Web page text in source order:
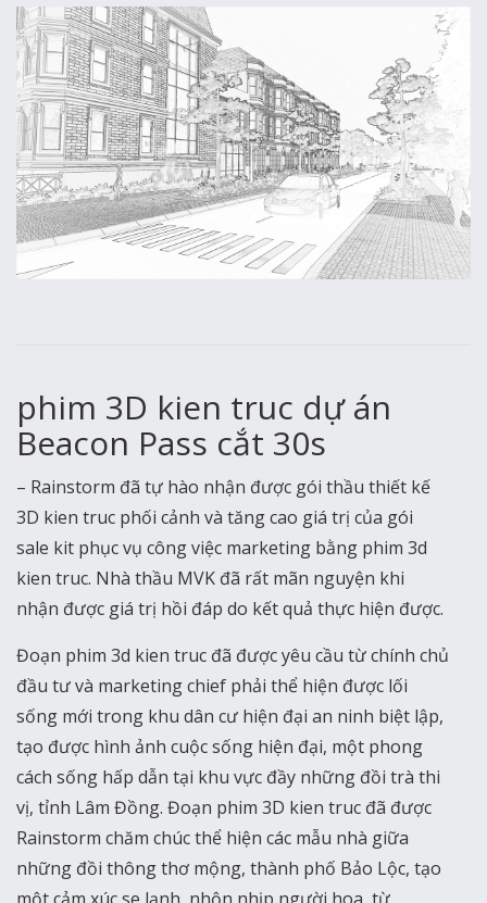
phim 3D kien truc dự án
Beacon Pass cắt 30s
– Rainstorm đã tự hào nhận được gói thầu thiết kế
3D kien truc phối cảnh và tăng cao giá trị của gói
sale kit phục vụ công việc marketing bằng phim 3d
kien truc. Nhà thầu MVK đã rất mãn nguyện khi
nhận được giá trị hồi đáp do kết quả thực hiện được.
Đoạn phim 3d kien truc đã được yêu cầu từ chính chủ
đầu tư và marketing chief phải thể hiện được lối
sống mới trong khu dân cư hiện đại an ninh biệt lập,
tạo được hình ảnh cuộc sống hiện đại, một phong
cách sống hấp dẫn tại khu vực đầy những đồi trà thi
vị, tỉnh Lâm Đồng. Đoạn phim 3D kien truc đã được
Rainstorm chăm chúc thể hiện các mẫu nhà giữa
những đồi thông thơ mộng, thành phố Bảo Lộc, tạo
một cảm xúc se lạnh, nhộn nhịp người hoa, từ